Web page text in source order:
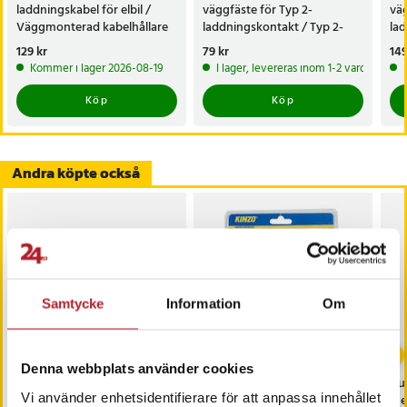
Samtycke Information Om
Denna webbplats använder cookies
Vi använder enhetsidentifierare för att anpassa innehållet
laddningskabel för elbil /
Väggmonterad kabelhållare
för elbilsladdare
Pris:129 kr
129 kr
Kommer i lager 2026-08-19
Köp
väggfäste för Typ 2-
laddningskontakt / Typ 2-
kontakthållare för
elbilsladdare
Pris:
79 kr
I lager, levereras inom 1-2 vardagar
Köp
Andra köpte också
kök och badrum